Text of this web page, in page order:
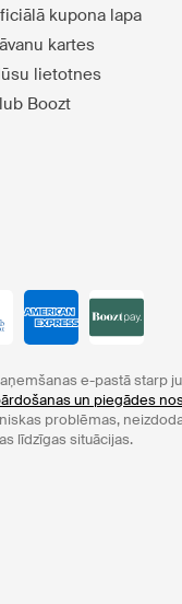
kupona lapa
kartes
lietotnes
Boozt
e-pastā starp
un piegādes
problēmas,
līdzīgas situācijas.